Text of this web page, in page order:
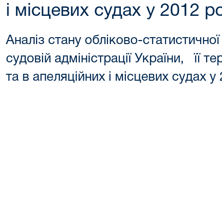
і місцевих судах у 2012
Аналіз стану обліково-
судовій адміністрації України, її
та в апеляційних і місцевих судах у